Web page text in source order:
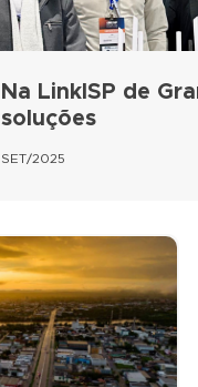
Na LinkISP de
soluções
SET/2025